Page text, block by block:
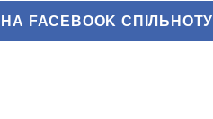
FACEBOOK СПІЛЬНОТУ